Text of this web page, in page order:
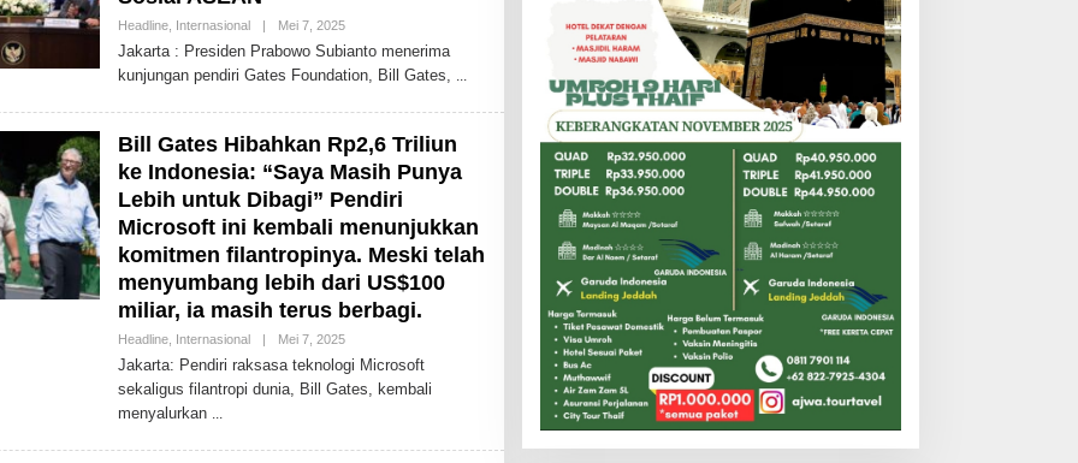
Headline, Internasional | Mei 7, 2025O
L
E
H
O
A
Y
2
Jakarta : Presiden Prabowo Subianto menerima
kunjungan pendiri Gates Foundation, Bill Gates,
Bill Gates Hibahkan Rp2,6 Triliun
ke Indonesia: “Saya Masih Punya
Lebih untuk Dibagi” Pendiri
Microsoft ini kembali menunjukkan
komitmen filantropinya. Meski telah
menyumbang lebih dari US$100
miliar, ia masih terus berbagi.
Headline, Internasional | Mei 7, 2025O
E
H
Jakarta: Pendiri raksasa teknologi Microsoft
sekaligus filantropi dunia, Bill Gates, kembali
menyalurkan